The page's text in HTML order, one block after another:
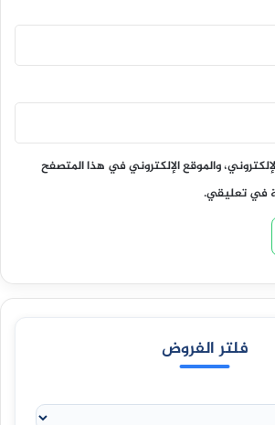
والموقع الإلكتروني في هذا المتصفح
في تعليقي.
فلتر الفروض